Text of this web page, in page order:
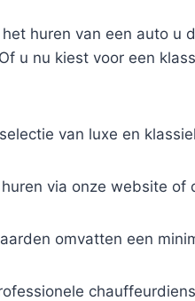
huren van een auto u
u nu kiest voor een
van luxe en
via onze website
omvatten een